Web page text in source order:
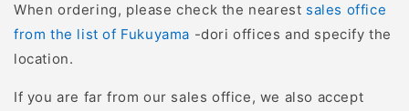
イメージです。 実際に
制作するのはニホンミツ
ります。
When ordering, please check the nearest sales office
from the list of Fukuyama -dori offices and specify the
location.
If you are far from our sales office, we also accept